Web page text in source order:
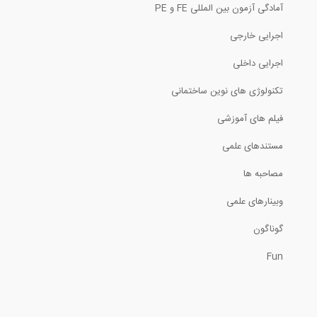
BIM به FM- چالش ها
مدیریت تغییرات مدل در نرم افزار Visicon
آمادگی آزمون بین المللی FE و PE
اجرایی خارجی
اجرایی داخلی
تکنولوژی های نوین ساختمانی
فیلم های آموزشی
مستندهای علمی
مصاحبه ها
وبینارهای علمی